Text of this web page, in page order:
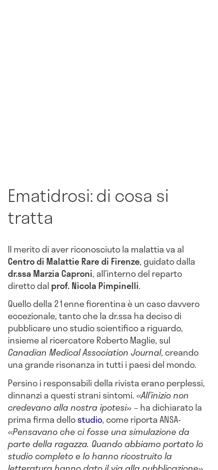
Ematidrosi: di cosa si
tratta
Il merito di aver riconosciuto la malattia va al
Centro di Malattie Rare di Firenze, guidato dalla
dr.ssa Marzia Caproni, all’interno del reparto
diretto dal prof. Nicola Pimpinelli.
Quello della 21enne fiorentina è un caso davvero
eccezionale, tanto che la dr.ssa ha deciso di
pubblicare uno studio scientifico a riguardo,
insieme al ricercatore Roberto Maglie, sul
Canadian Medical Association Journal, creando
una grande risonanza in tutti i paesi del mondo.
Persino i responsabili della rivista erano perplessi,
dinnanzi a questi strani sintomi. «All’inizio non
credevano alla nostra ipotesi» – ha dichiarato la
prima firma dellostudio, come riporta ANSA-
«Pensavano che ci fosse una simulazione da
parte della ragazza. Quando abbiamo portato lo
studio completo e lo hanno ricostruito la